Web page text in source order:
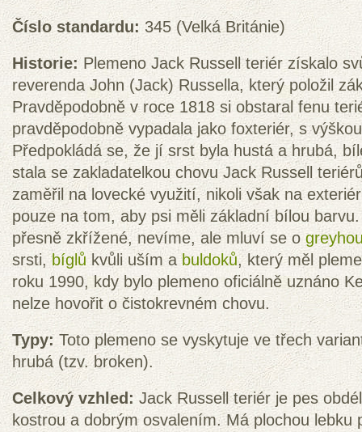
Číslo standardu: 345 (Velká Británie)
Historie: Plemeno Jack Russell teriér získalo
reverenda John (Jack) Russella, který položil
Pravděpodobně v roce 1818 si obstaral fenu
pravděpodobně vypadala jako foxteriér, s
Předpokládá se, že jí srst byla hustá a hrubá,
stala se zakladatelkou chovu Jack Russell
zaměřil na lovecké využití, nikoli však na
pouze na tom, aby psi měli základní bílou
přesně zkřížené, nevíme, ale mluví se o
srsti,bíglů kvůli uším abuldoků, který měl
roku 1990, kdy bylo plemeno oficiálně uznáno
nelze hovořit o čistokrevném chovu.
Typy: Toto plemeno se vyskytuje ve třech
hrubá (tzv. broken).
Celkový vzhled: Jack Russell teriér je pes
kostrou a dobrým osvalením. Má plochou lebku